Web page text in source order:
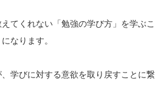
てくれない「勉強の学び方」を学ぶ
なります。
学びに対する意欲を取り戻すことに